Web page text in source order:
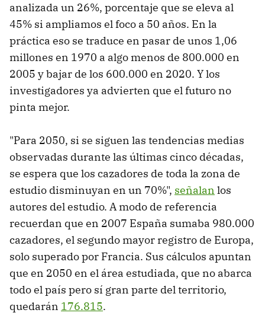
analizada un 26%, porcentaje que se eleva al
45% si ampliamos el foco a 50 años. En la
práctica eso se traduce en pasar de unos 1,06
millones en 1970 a algo menos de 800.000 en
2005 y bajar de los 600.000 en 2020. Y los
investigadores ya advierten que el futuro no
pinta mejor.
"Para 2050, si se siguen las tendencias medias
observadas durante las últimas cinco décadas,
se espera que los cazadores de toda la zona de
estudio disminuyan en un 70%", señalan los
autores del estudio. A modo de referencia
recuerdan que en 2007 España sumaba 980.000
cazadores, el segundo mayor registro de Europa,
solo superado por Francia. Sus cálculos apuntan
que en 2050 en el área estudiada, que no abarca
todo el país pero sí gran parte del territorio,
quedarán 176.815.